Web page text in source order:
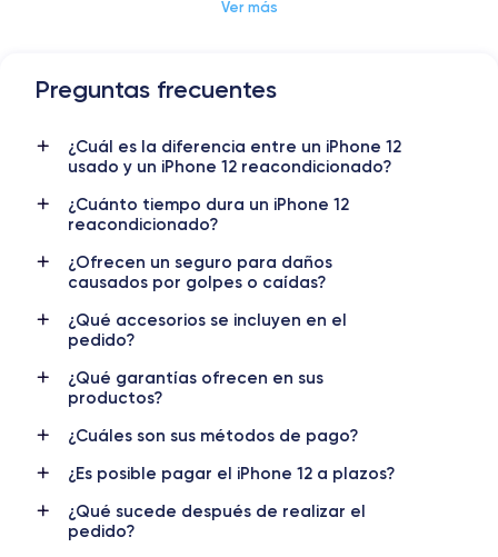
Dimensiones y Peso iPhone 12
Lanzamiento
13/10/2020
Sist. operativo
iOS (iOS 26)
Dimensiones
OLED 6.1 pulgadas 1170 x 2532 píxeles
4 GB 64,128,256 GB
Nombre CPU Núm. de núcleos
Nombre GPU
4 Core GPU
Frec. procesador
Ver más
Preguntas frecuentes
¿Cuál es la diferencia entre un iPhone 12
usado y un iPhone 12 reacondicionado?
¿Cuánto tiempo dura un iPhone 12
reacondicionado?
¿Ofrecen un seguro para daños
causados por golpes o caídas?
¿Qué accesorios se incluyen en el
pedido?
¿Qué garantías ofrecen en sus
productos?
¿Cuáles son sus métodos de pago?
¿Es posible pagar el iPhone 12 a plazos?
¿Qué sucede después de realizar el
pedido?